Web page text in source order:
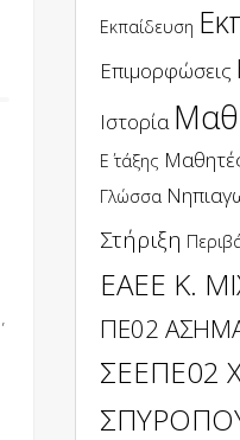
Εκπαίδευση
Επιμορφώσεις
Ιστορία
Ε΄ τάξης
Γλώσσα
Στήριξη
ΕΑΕΕ Κ.
ΠΕ02
ΣΕΕΠΕ02